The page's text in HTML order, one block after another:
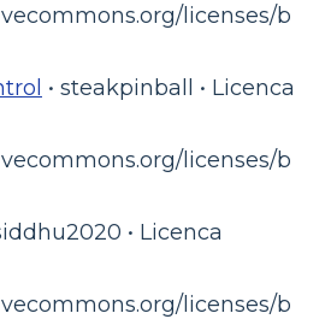
licenses/b
• steakpinball • Licenca
licenses/b
• Licenca
licenses/b